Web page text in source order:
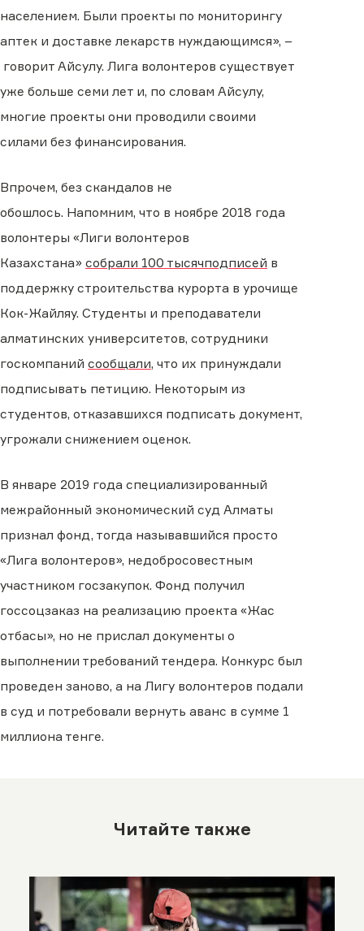
населением. Были проекты по мониторингу
аптек и доставке лекарств нуждающимся», –
говорит Айсулу. Лига волонтеров существует
уже больше семи лет и, по словам Айсулу,
многие проекты они проводили своими
силами без финансирования.
Впрочем, без скандалов не
обошлось. Напомним, что в ноябре 2018 года
волонтеры «Лиги волонтеров
Казахстана» собрали 100 тысячподписей в
поддержку строительства курорта в урочище
Кок-Жайляу. Студенты и преподаватели
алматинских университетов, сотрудники
госкомпаний сообщали, что их принуждали
подписывать петицию. Некоторым из
студентов, отказавшихся подписать документ,
угрожали снижением оценок.
В январе 2019 года специализированный
межрайонный экономический суд Алматы
признал фонд, тогда называвшийся просто
«Лига волонтеров», недобросовестным
участником госзакупок. Фонд получил
госсоцзаказ на реализацию проекта «Жас
отбасы», но не прислал документы о
выполнении требований тендера. Конкурс был
проведен заново, а на Лигу волонтеров подали
в суд и потребовали вернуть аванс в сумме 1
миллиона тенге.
Читайте также